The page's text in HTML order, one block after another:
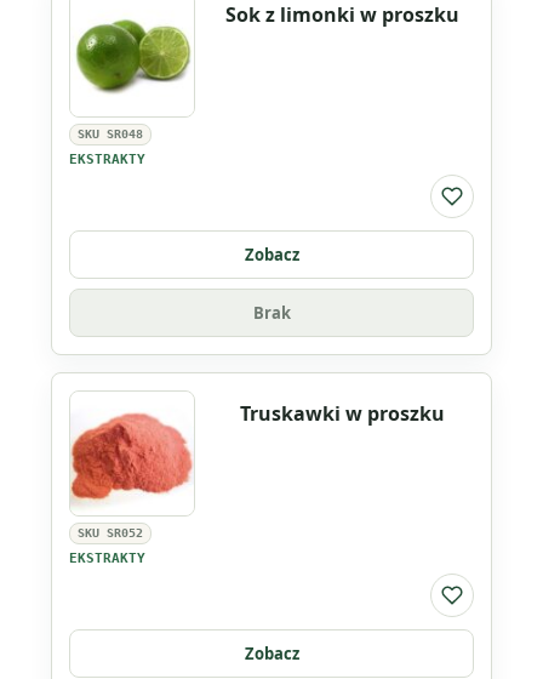
SKU SR048
EKSTRAKTY
Sok z limonki w proszku
Do listy
Zobacz
Brak
SKU SR052
EKSTRAKTY
Truskawki w proszku
Do listy
Zobacz